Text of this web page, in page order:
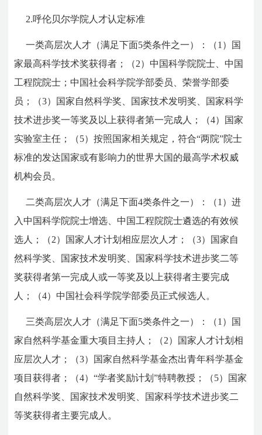
2.呼伦贝尔学院人才认定标准
一类高层次人才（满足下面5类条件之一）：（1）国
家最高科学技术奖获得者；（2）中国科学院院士、中国
工程院院士；中国社会科学院学部委员、荣誉学部委
员；（3）国家自然科学奖、国家技术发明奖、国家科学
技术进步奖一等奖及以上获得者第一完成人；（4）国家
实验室主任；（5）按照国家相关规定，符合“两院”院士
标准的发达国家或有影响力的世界大国的最高学术权威
机构会员。
二类高层次人才（满足下面4类条件之一）：（1）进
入中国科学院院士增选、中国工程院院士遴选的有效候
选人；（2）国家人才计划相应层次人才；（3）国家自
然科学奖、国家技术发明奖、国家科学技术进步奖二等
奖获得者第一完成人或一等奖及以上获得者主要完成
人；（4）中国社会科学院学部委员正式候选人。
三类高层次人才（满足下面5类条件之一）：（1）国
家自然科学基金重大项目主持人；（2）国家人才计划相
应层次人才；（3）国家自然科学基金杰出青年科学基金
项目获得者；（4）“学者奖励计划”特聘教授；（5）国家
自然科学奖、国家技术发明奖、国家科学技术进步奖二
等奖获得者主要完成人。